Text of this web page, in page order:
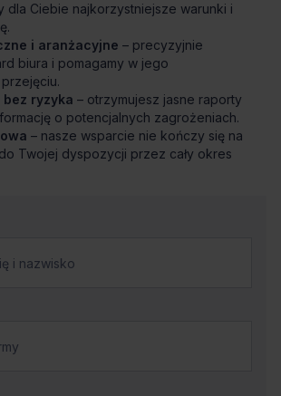
dla Ciebie najkorzystniejsze warunki i
i aranżacyjne – precyzyjnie
biura i pomagamy w jego
ryzyka – otrzymujesz jasne raporty
o potencjalnych zagrożeniach.
– nasze wsparcie nie kończy się na
Twojej dyspozycji przez cały okres